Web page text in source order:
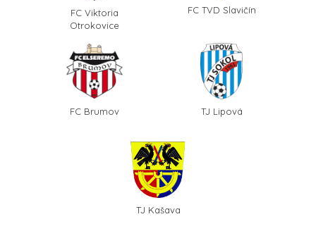
FC Viktoria
Otrokovice
FC TVD Slavičín
FC Brumov TJ Lipová
TJ Kašava